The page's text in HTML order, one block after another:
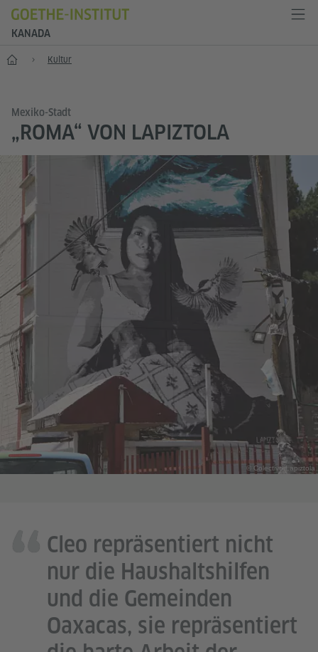
KANADA
Start Kultur
Mexiko-Stadt
„ROMA“ VON LAPIZTOLA
© Colectivo Lapiztola
Cleo repräsentiert nicht
nur die Haushaltshilfen
und die Gemeinden
Oaxacas, sie repräsentiert